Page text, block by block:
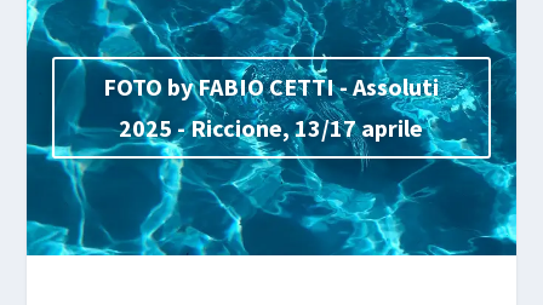
FOTO by FABIO CETTI - Assoluti
2025 - Riccione, 13/17 aprile